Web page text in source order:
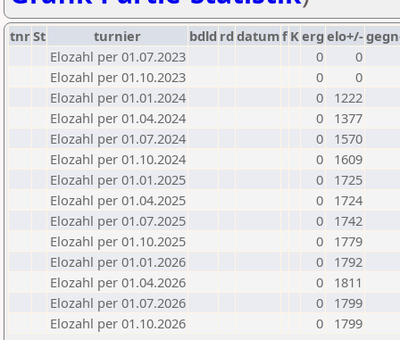
tnrSt turnier bdld rd datumf Kerg elo+/-
Elozahl per 01.07.2023
0
0
Elozahl per 01.10.2023
0
0
Elozahl per 01.01.2024
0
1222
Elozahl per 01.04.2024
0
1377
Elozahl per 01.07.2024
0
1570
Elozahl per 01.10.2024
0
1609
Elozahl per 01.01.2025
0
1725
Elozahl per 01.04.2025
0
1724
Elozahl per 01.07.2025
0
1742
Elozahl per 01.10.2025
0
1779
Elozahl per 01.01.2026
0
1792
Elozahl per 01.04.2026
0
1811
Elozahl per 01.07.2026
0
1799
Elozahl per 01.10.2026
0 1799